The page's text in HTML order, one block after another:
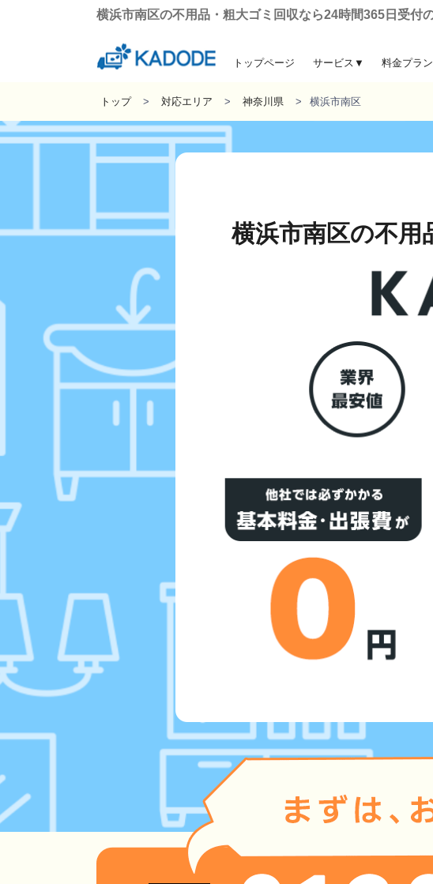
横浜市南区の不用品・粗大ゴミ回収なら24時間365日受付
トップページ
サービス▼
料金プラン
トップ 対応エリア 神奈川県 横浜市南区
横浜市南区の不用